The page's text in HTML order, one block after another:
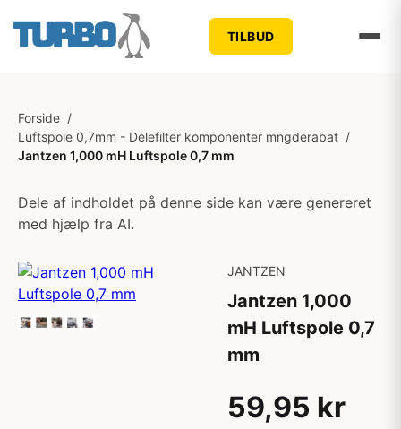
TILBUD
Forside /
Luftspole 0,7mm - Delefilter komponenter mngderabat /
Jantzen 1,000 mH Luftspole 0,7 mm
Dele af indholdet på denne side kan være genereret
med hjælp fra AI.
JANTZEN
Jantzen 1,000
mH Luftspole 0,7
mm
59,95 kr